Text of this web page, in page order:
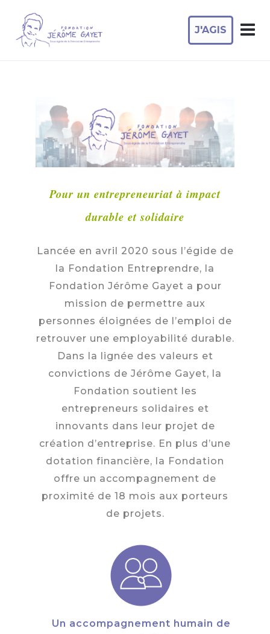
J'AGIS
Pour un entrepreneuriat à impact
durable et solidaire
Lancée en avril 2020 sous l’égide de
la Fondation Entreprendre, la
Fondation Jérôme Gayet a pour
mission de permettre aux
personnes éloignées de l’emploi de
retrouver une employabilité durable.
Dans la lignée des valeurs et
convictions de Jérôme Gayet, la
Fondation soutient les
entrepreneurs solidaires et
innovants dans leur projet de
création d’entreprise. En plus d’une
dotation financière, la Fondation
offre un accompagnement de
proximité de 18 mois aux porteurs
de projets.
Un accompagnement humain de